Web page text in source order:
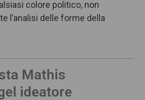
colore politico, non
l’analisi delle forme della
Mathis
ideatore